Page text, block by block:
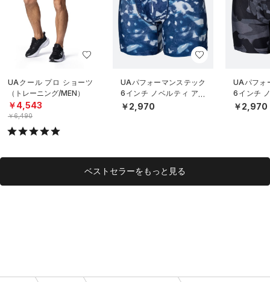
UAクール プロ ショーツ
（トレーニング/MEN）
￥4,543
￥6,490
UAパフォーマンステック
6インチ ノベルティ アン
ダーウェア（トレーニン
グ/MEN）
￥2,970
UAパフォ
6インチ
ダーウェ
グ/MEN）
￥2,970
ベストセラーをもっと見る